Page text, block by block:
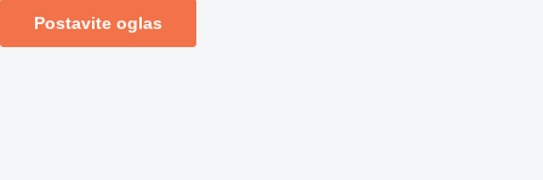
Postavite oglas